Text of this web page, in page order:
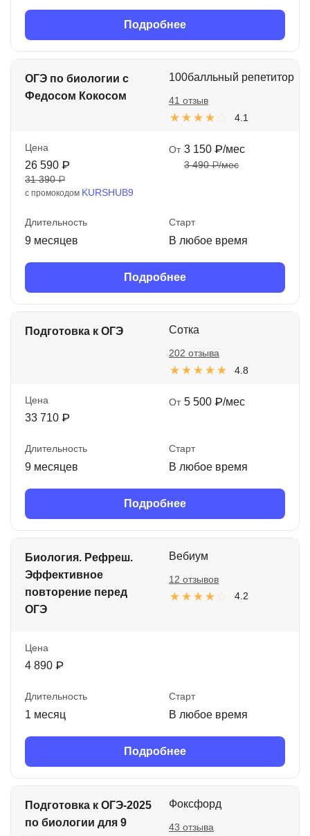
Подробнее
ОГЭ по биологии с
Федосом Кокосом
100балльный репетитор
4.1
41 отзыв
Цена
26 590 ₽
31 390 ₽
с промокодом KURSHUB9
От 3 150 ₽/мес
3 490 ₽/мес
Длительность
9 месяцев
Старт
В любое время
Подробнее
Подготовка к ОГЭ Сотка
4.8
202 отзыва
Цена
33 710 ₽
От 5 500 ₽/мес
Длительность
9 месяцев
Старт
В любое время
Подробнее
Биология. Рефреш.
Эффективное
повторение перед
ОГЭ
Вебиум
4.2
12 отзывов
Цена
4 890 ₽
Длительность
1 месяц
Старт
В любое время
Подробнее
Подготовка к ОГЭ-2025
по биологии для 9
Фоксфорд
43 отзыва